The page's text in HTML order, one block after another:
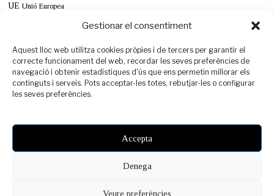
Gestionar el consentiment
Aquest lloc web utilitza cookies pròpies i de tercers per garantir el
correcte funcionament del web, recordar les seves preferències de
navegació i obtenir estadístiques d'ús que ens permetin millorar els
continguts i serveis. Pots acceptar-les totes, rebutjar-les o configurar
les seves preferències.
Accepta
Denega
Veure preferències
UE Unió Europea